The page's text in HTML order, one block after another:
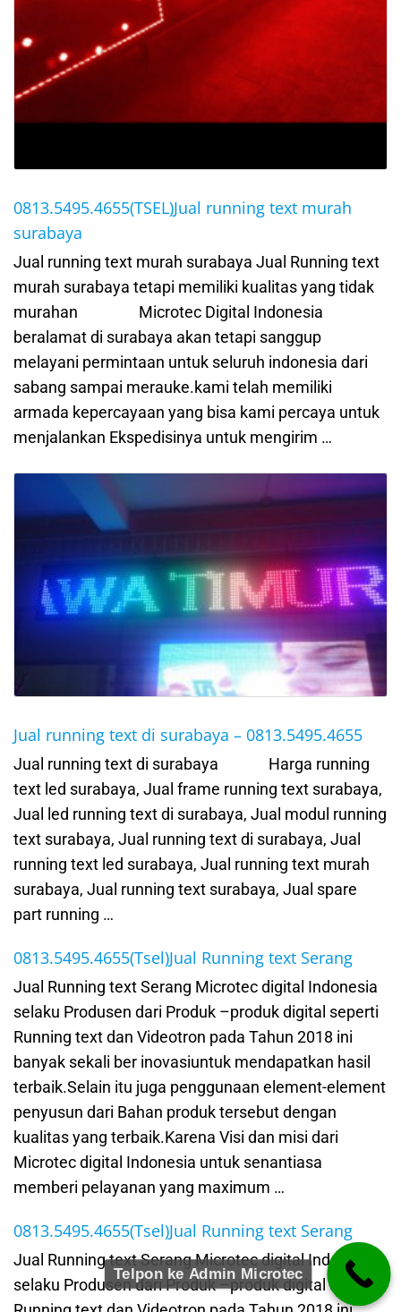
0813.5495.4655(TSEL)Jual running text murah
surabaya
Jual running text murah surabaya Jual Running text
murah surabaya tetapi memiliki kualitas yang tidak
murahan Microtec Digital Indonesia
beralamat di surabaya akan tetapi sanggup
melayani permintaan untuk seluruh indonesia dari
sabang sampai merauke.kami telah memiliki
armada kepercayaan yang bisa kami percaya untuk
menjalankan Ekspedisinya untuk mengirim …
Jual running text di surabaya – 0813.5495.4655
Jual running text di surabaya Harga running
text led surabaya, Jual frame running text surabaya,
Jual led running text di surabaya, Jual modul running
text surabaya, Jual running text di surabaya, Jual
running text led surabaya, Jual running text murah
surabaya, Jual running text surabaya, Jual spare
part running …
0813.5495.4655(Tsel)Jual Running text Serang
Jual Running text Serang Microtec digital Indonesia
selaku Produsen dari Produk –produk digital seperti
Running text dan Videotron pada Tahun 2018 ini
banyak sekali ber inovasiuntuk mendapatkan hasil
terbaik.Selain itu juga penggunaan element-element
penyusun dari Bahan produk tersebut dengan
kualitas yang terbaik.Karena Visi dan misi dari
Microtec digital Indonesia untuk senantiasa
memberi pelayanan yang maximum …
0813.5495.4655(Tsel)Jual Running text Serang
Jual Running text Serang Microtec digital Indonesia
selaku Produsen dari Produk –produk digital seperti
Telpon ke Admin Microtec